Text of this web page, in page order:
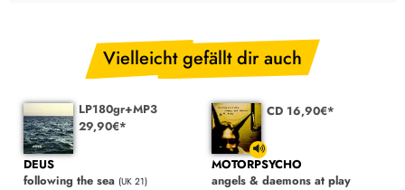
Vielleicht gefällt dir auch
LP180gr+MP3
29,90€*
DEUS
following the sea (UK 21)
CD 16,90€*
MOTORPSYCHO
angels & daemons at play